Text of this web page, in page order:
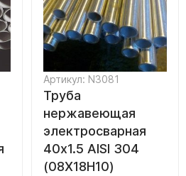
Артикул: N3081
Труба
нержавеющая
электросварная
40х1.5 AISI 304
(08Х18Н10)